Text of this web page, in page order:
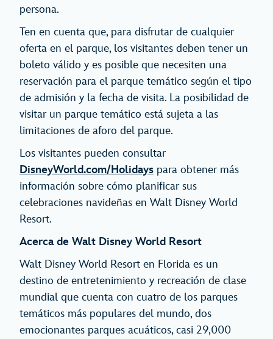
persona.
Ten en cuenta que, para disfrutar de cualquier
oferta en el parque, los visitantes deben tener un
boleto válido y es posible que necesiten una
reservación para el parque temático según el tipo
de admisión y la fecha de visita. La posibilidad de
visitar un parque temático está sujeta a las
limitaciones de aforo del parque.
Los visitantes pueden consultar
DisneyWorld.com/Holidays para obtener más
información sobre cómo planificar sus
celebraciones navideñas en Walt Disney World
Resort.
Acerca de Walt Disney World Resort
Walt Disney World Resort en Florida es un
destino de entretenimiento y recreación de clase
mundial que cuenta con cuatro de los parques
temáticos más populares del mundo, dos
emocionantes parques acuáticos, casi 29,000